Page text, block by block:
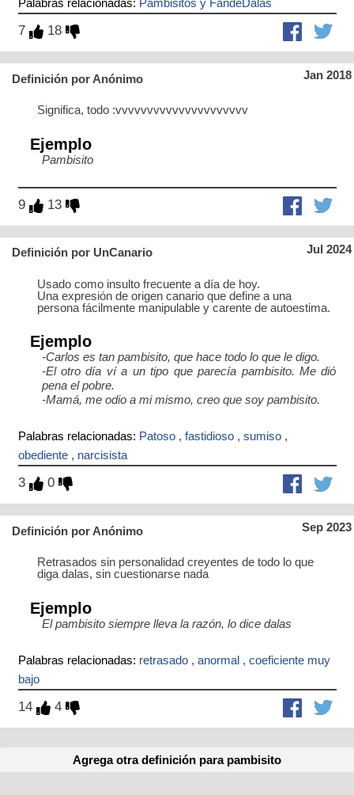
Palabras relacionadas: Pambisitos y FandeDalas
7 18
Jan 2018
Definición por Anónimo
Significa, todo :vvvvvvvvvvvvvvvvvvvvv
Ejemplo
Pambisito
9 13
Jul 2024
Definición por UnCanario
Usado como insulto frecuente a día de hoy.
Una expresión de origen canario que define a una
persona fácilmente manipulable y carente de autoestima.
Ejemplo
-Carlos es tan pambisito, que hace todo lo que le digo.
-El otro día ví a un tipo que parecía pambisito. Me dió
pena el pobre.
-Mamá, me odio a mi mismo, creo que soy pambisito.
Palabras relacionadas: Patoso, fastidioso, sumiso,
obediente, narcisista
3 0
Sep 2023
Definición por Anónimo
Retrasados sin personalidad creyentes de todo lo que
diga dalas, sin cuestionarse nada
Ejemplo
El pambisito siempre lleva la razón, lo dice dalas
Palabras relacionadas: retrasado, anormal, coeficiente muy
bajo
14 4
Agrega otra definición para pambisito